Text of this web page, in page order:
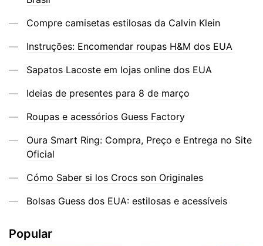
Compre camisetas estilosas da Calvin Klein
Instruções: Encomendar roupas H&M dos EUA
Sapatos Lacoste em lojas online dos EUA
Ideias de presentes para 8 de março
Roupas e acessórios Guess Factory
Oura Smart Ring: Compra, Preço e Entrega no Site
Oficial
Cómo Saber si los Crocs son Originales
Bolsas Guess dos EUA: estilosas e acessíveis
Popular